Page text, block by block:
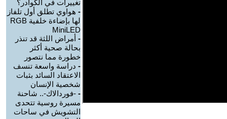
تغييرات في الكوادر؟
- هواوي تطلق أول تلفاز
لها بإضاءة خلفية RGB
MiniLED
- أمراض اللثة قد تنذر
بحالة صحية أكثر
خطورة مما نتصور
- دراسة واسعة تنسف
الاعتقاد السائد بثبات
شخصية الإنسان
- -فوردالاك-.. شاحنة
مسيرة روسية تتحدى
التشويش في ساحات